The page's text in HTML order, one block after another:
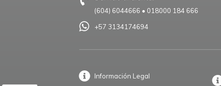
(604) 6044666 • 018000 184 666
+57 3134174694
Información Legal